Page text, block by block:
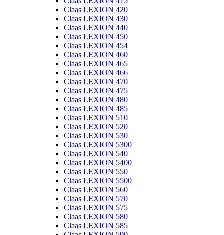
Claas LEXION 420
Claas LEXION 430
Claas LEXION 440
Claas LEXION 450
Claas LEXION 454
Claas LEXION 460
Claas LEXION 465
Claas LEXION 466
Claas LEXION 470
Claas LEXION 475
Claas LEXION 480
Claas LEXION 485
Claas LEXION 510
Claas LEXION 520
Claas LEXION 530
Claas LEXION 5300
Claas LEXION 540
Claas LEXION 5400
Claas LEXION 550
Claas LEXION 5500
Claas LEXION 560
Claas LEXION 570
Claas LEXION 575
Claas LEXION 580
Claas LEXION 585